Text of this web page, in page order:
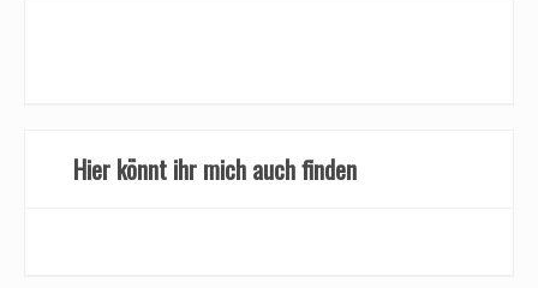
Hier könnt ihr mich auch finden